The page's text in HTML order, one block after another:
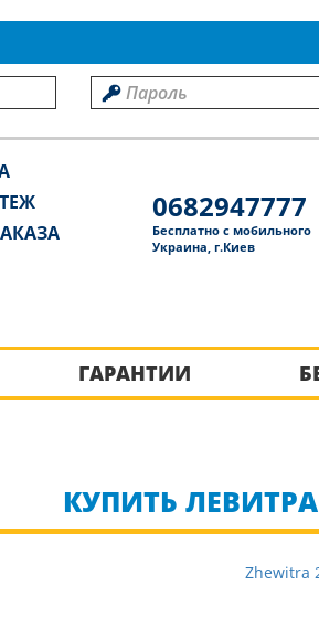
0682947777
Бесплатно с мобильного
Украина, г.Киев
ГАРАНТИИ
КУПИТЬ
Zhewitra